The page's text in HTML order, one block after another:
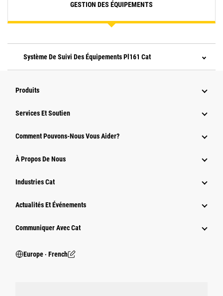
GESTION DES ÉQUIPEMENTS
Système De Suivi Des Équipements Pl161 Cat
Produits
Services Et Soutien
Comment Pouvons-Nous Vous Aider?
À Propos De Nous
Industries Cat
Actualités Et Événements
Communiquer Avec Cat
Europe ‧ French